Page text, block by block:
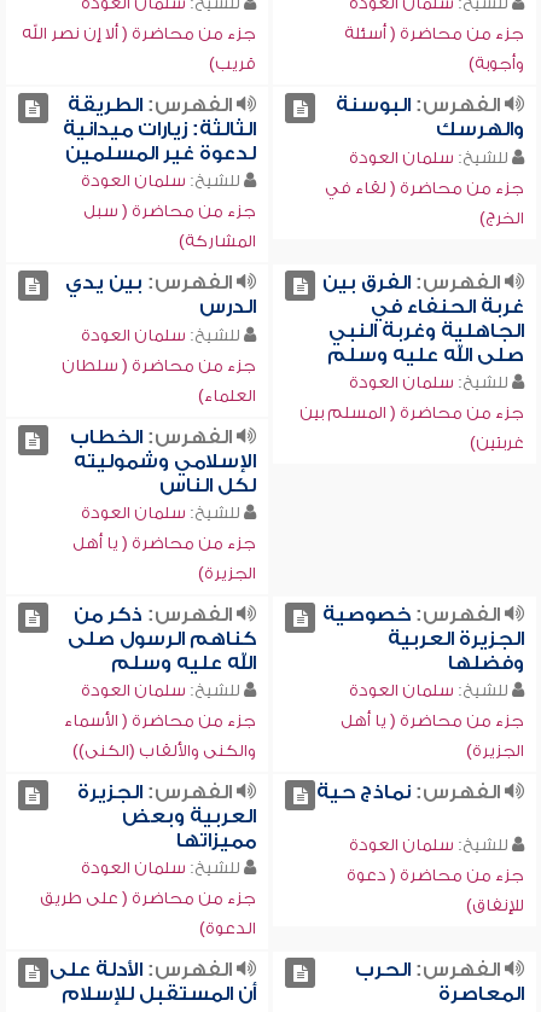
جزء من محاضرة ( أسئلة
وأجوبة)
جزء من محاضرة ( ألا إن نصر الله
قريب)
الفهرس:البوسنة
والهرسك
للشيخ: سلمان العودة
جزء من محاضرة ( لقاء في
الخرج)
الفهرس:الطريقة
الثالثة: زيارات ميدانية
لدعوة غير المسلمين
للشيخ: سلمان العودة
جزء من محاضرة ( سبل
المشاركة)
الفهرس:الفرق بين
غربة الحنفاء في
الجاهلية وغربة النبي
صلى الله عليه وسلم
للشيخ: سلمان العودة
جزء من محاضرة ( المسلم بين
غربتين)
الفهرس: بين يدي
الدرس
للشيخ: سلمان العودة
جزء من محاضرة ( سلطان
العلماء)
الفهرس:الخطاب
الإسلامي وشموليته
لكل الناس
للشيخ: سلمان العودة
جزء من محاضرة ( يا أهل
الجزيرة)
الفهرس:خصوصية
الجزيرة العربية
وفضلها
للشيخ: سلمان العودة
جزء من محاضرة ( يا أهل
الجزيرة)
الفهرس: ذكر من
كناهم الرسول صلى
الله عليه وسلم
للشيخ: سلمان العودة
جزء من محاضرة ( الأسماء
والكنى والألقاب (الكنى))
الفهرس:نماذج حية
للشيخ: سلمان العودة
جزء من محاضرة ( دعوة
للإنفاق)
الفهرس:الجزيرة
العربية وبعض
مميزاتها
للشيخ: سلمان العودة
جزء من محاضرة ( على طريق
الدعوة)
الفهرس:الحرب
المعاصرة
الفهرس:الأدلة على
أن المستقبل للإسلام